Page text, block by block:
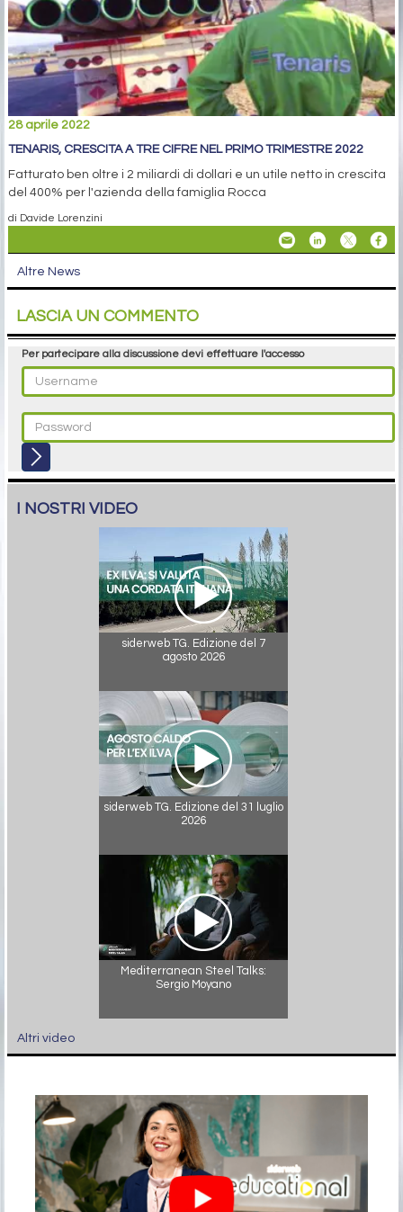
28 aprile 2022
TENARIS, CRESCITA A TRE CIFRE NEL PRIMO TRIMESTRE 2022
Fatturato ben oltre i 2 miliardi di dollari e un utile netto in crescita
del 400% per l'azienda della famiglia Rocca
di Davide Lorenzini
Altre News
LASCIA UN COMMENTO
Per partecipare alla discussione devi effettuare l'accesso
I NOSTRI VIDEO
siderweb TG. Edizione del 7
agosto 2026
siderweb TG. Edizione del 31 luglio
2026
Mediterranean Steel Talks:
Sergio Moyano
Altri video